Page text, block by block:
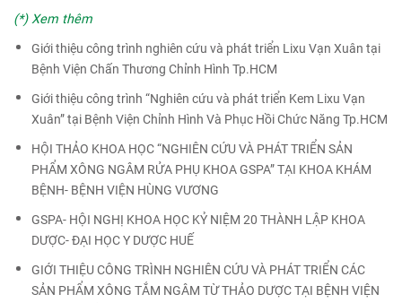
(*) Xem thêm
Giới thiệu công trình nghiên cứu và phát triển Lixu Vạn Xuân tại
Bệnh Viện Chấn Thương Chỉnh Hình Tp.HCM
Giới thiệu công trình “Nghiên cứu và phát triển Kem Lixu Vạn
Xuân” tại Bệnh Viện Chỉnh Hình Và Phục Hồi Chức Năng Tp.HCM
HỘI THẢO KHOA HỌC “NGHIÊN CỨU VÀ PHÁT TRIỂN SẢN
PHẨM XÔNG NGÂM RỬA PHỤ KHOA GSPA” TẠI KHOA KHÁM
BỆNH- BỆNH VIỆN HÙNG VƯƠNG
GSPA- HỘI NGHỊ KHOA HỌC KỶ NIỆM 20 THÀNH LẬP KHOA
DƯỢC- ĐẠI HỌC Y DƯỢC HUẾ
GIỚI THIỆU CÔNG TRÌNH NGHIÊN CỨU VÀ PHÁT TRIỂN CÁC
SẢN PHẨM XÔNG TẮM NGÂM TỪ THẢO DƯỢC TẠI BỆNH VIỆN